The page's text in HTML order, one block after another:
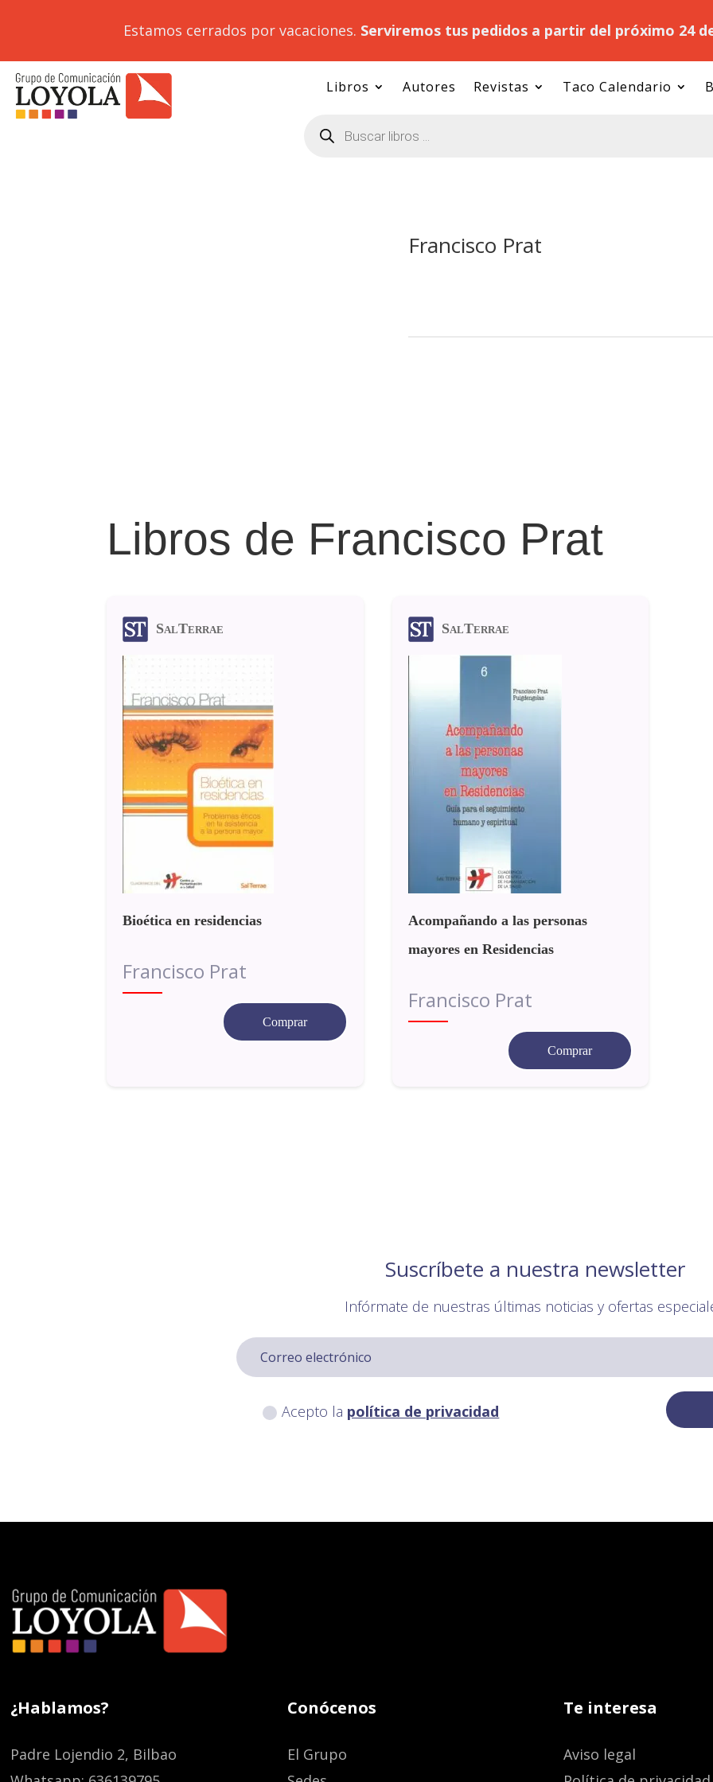
Estamos cerrados por vacaciones. Serviremos tus pedidos a partir del próximo 24
Libros Autores Revistas Taco Calendario
productos
Francisco Prat
Libros de Francisco Prat
SalTerrae
Bioética en residencias
Francisco Prat
Comprar
SalTerrae
Acompañando a las personas
mayores en Residencias
Francisco Prat
Comprar
Suscríbete a nuestra newsletter
Infórmate de nuestras últimas noticias y ofertas
Acepto la política de privacidad
¿Hablamos?
Padre Lojendio 2, Bilbao
Conócenos
El Grupo
Te interesa
Aviso legal